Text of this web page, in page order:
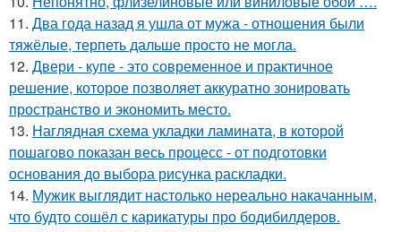
11. Два года назад я ушла от мужа - отношения были
тяжёлые, терпеть дальше просто не могла.
12. Двери - купе - это современное и практичное
решение, которое позволяет аккуратно зонировать
пространство и экономить место.
13. Наглядная схема укладки ламината, в которой
пошагово показан весь процесс - от подготовки
основания до выбора рисунка раскладки.
14. Мужик выглядит настолько нереально накачанным,
что будто сошёл с карикатуры про бодибилдеров.